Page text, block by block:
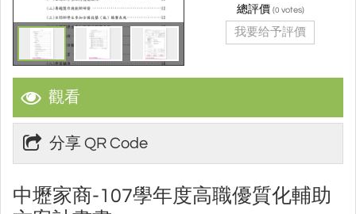
觀看
分享 QR Code
中壢家商-107學年度高職優質化輔助
總評價 (0 votes)
我要给予評價